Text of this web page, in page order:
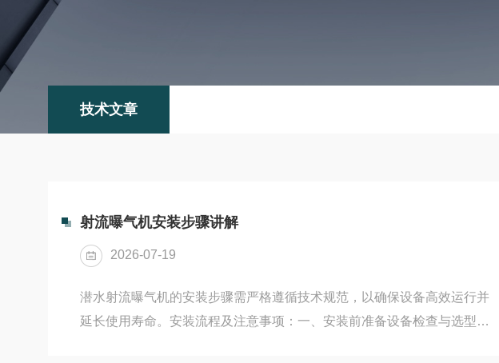
技术文章
射流曝气机安装步骤讲解
2026-07-19
潜水射流曝气机的安装步骤需严格遵循技术规范，以确保设备高效运行并
延长使用寿命。安装流程及注意事项：一、安装前准备设备检查与选型确